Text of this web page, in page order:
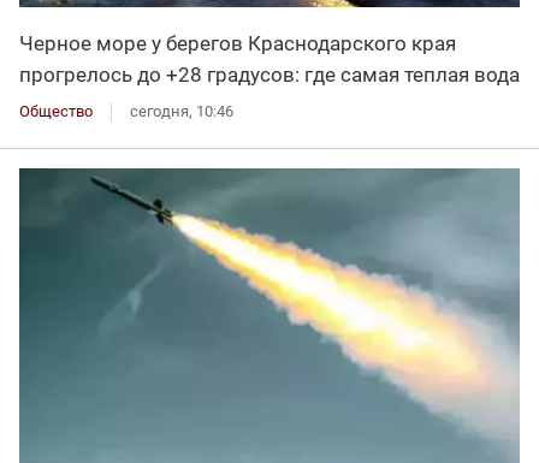
Черное море у берегов Краснодарского края
прогрелось до +28 градусов: где самая теплая вода
Общество сегодня, 10:46